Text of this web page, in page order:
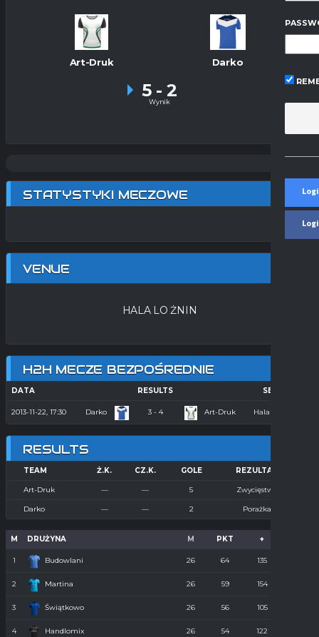
Art-Druk Darko
5 - 2
Wynik
STATYSTYKI MECZOWE
VENUE
HALA LO ŻNIN
H2H MECZE BEZPOŚREDNIE
DATA RESULTS SEASON
2013-11-22, 17:30 Darko 3 - 4 Art-Druk Hala 2013/2014
RESULTS
TEAM Ż.K. CZ.K. GOLE REZULTAT
Art-Druk — — 5 Zwycięstwo
Darko — — 2 Porażka
M DRUŻYNA M PKT +
1 Budowlani 26 64 135
2 Martina 26 59 154
3 Świątkowo 26 56 105
4 Handlomix 26 54 122